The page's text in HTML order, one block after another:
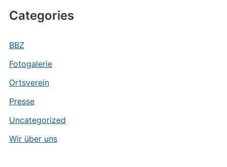
Categories
BBZ
Fotogalerie
Ortsverein
Presse
Uncategorized
Wir über uns